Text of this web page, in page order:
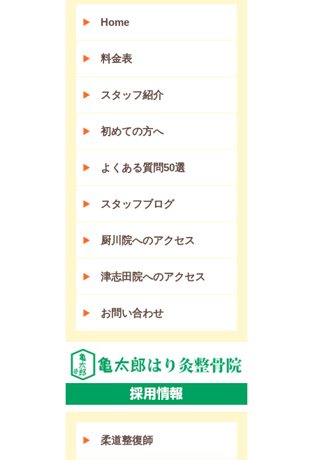
Home
料金表
スタッフ紹介
初めての方へ
よくある質問50選
スタッフブログ
厨川院へのアクセス
津志田院へのアクセス
お問い合わせ
柔道整復師